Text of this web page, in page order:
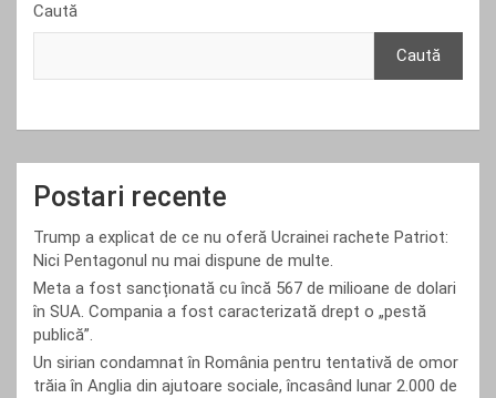
Caută
Caută
Postari recente
Trump a explicat de ce nu oferă Ucrainei rachete Patriot:
Nici Pentagonul nu mai dispune de multe.
Meta a fost sancționată cu încă 567 de milioane de dolari
în SUA. Compania a fost caracterizată drept o „pestă
publică”.
Un sirian condamnat în România pentru tentativă de omor
trăia în Anglia din ajutoare sociale, încasând lunar 2.000 de